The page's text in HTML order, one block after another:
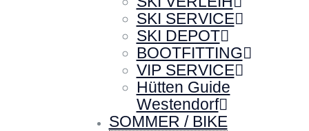
SKI SERVICE
SKI DEPOT
BOOTFITTING
VIP SERVICE
Hütten Guide
Westendorf
SOMMER / BIKE